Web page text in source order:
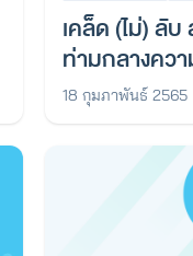
เคล็ด (ไม่) ลั
ท่ามกลางคว
18 กุมภาพันธ์ 2565